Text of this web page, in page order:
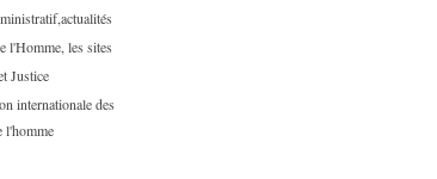
l'Homme, les sites
Justice
internationale des
l'homme